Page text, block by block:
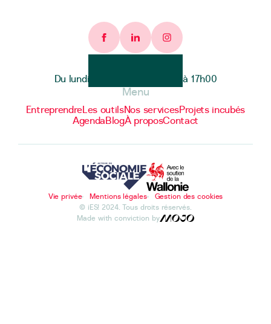
Facebook page
Linkedin pageInstagram page
Heures d'ouverture
Du lundi au vendredi de 9h00 à 17h00
Menu
EntreprendreLes outilsNos servicesProjets incubés
AgendaBlogÀ proposContact
Vie privée Mentions légales
Gestion des cookies
© iES! 2024. Tous droits réservés.
Made with conviction by